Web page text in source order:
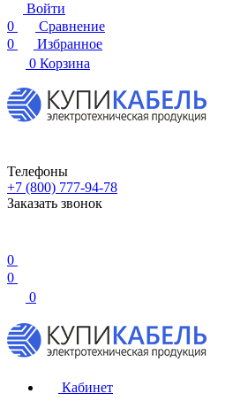
Войти
0
Сравнение
0
Избранное
0 Корзина
Телефоны
+7 (800) 777-94-78
Заказать звонок
0
0
0
Кабинет